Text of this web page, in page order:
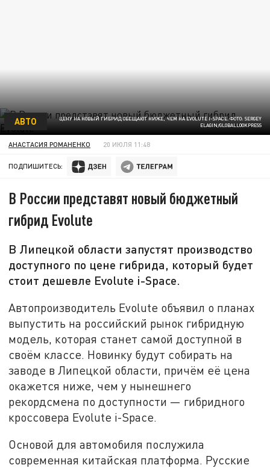
ЦЕНУ НА НОВЫЙ ГИБРИД ОБЕЩАЮТ НИЖЕ, ЧЕМ НА EVOLUTE I-SPACE. ФОТО: SERGEY
ELAGIN/GLOBALLOOKPRESS
АВТО
АНАСТАСИЯ РОМАНЕНКО 20 ИЮЛЯ 11:48
ПОДПИШИТЕСЬ:
В России представят новый бюджетный
гибрид Evolute
В Липецкой области запустят производство
доступного по цене гибрида, который будет
стоит дешевле Evolute i-Space.
Автопроизводитель Evolute объявил о планах
выпустить на российский рынок гибридную
модель, которая станет самой доступной в
своём классе. Новинку будут собирать на
заводе в Липецкой области, причём её цена
окажется ниже, чем у нынешнего
рекордсмена по доступности — гибридного
кроссовера Evolute i-Space.
Основой для автомобиля послужила
современная китайская платформа. Русские